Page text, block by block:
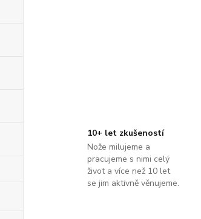
10+ let zkušeností
Nože milujeme a
pracujeme s nimi celý
život a více než 10 let
se jim aktivně věnujeme.